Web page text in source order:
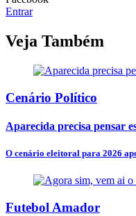
Entrar
Veja Também
Cenário Político
Aparecida precisa pensar
O cenário eleitoral para 2026
Futebol Amador